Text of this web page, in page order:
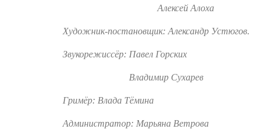
Алексей Алоха
Художник-постановщик: Александр Устюгов.
Звукорежиссёр: Павел Горских
Владимир Сухарев
Гримёр: Влада Тёмина
Администратор: Марьяна Ветрова